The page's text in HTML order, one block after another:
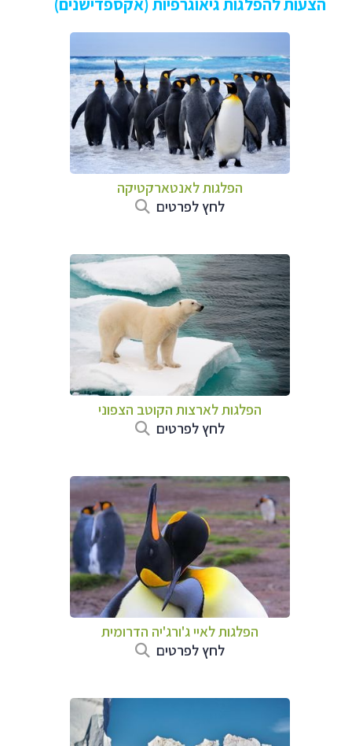
הפלגות לאנטארקטיקה
לחץ לפרטים
הפלגות לארצות הקוטב הצפוני
לחץ לפרטים
הפלגות לאיי ג'ורג'יה הדרומית
לחץ לפרטים